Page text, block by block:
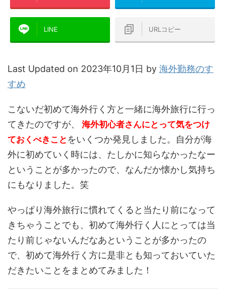
LINE URLコピー
Last Updated on 2023年10月1日 by 海外勤務のす
すめ
こないだ初めて海外行く方と一緒に海外旅行に行っ
てきたのですが、
海外初心者さんにとって気をつけ
ておくべきこと をいくつか発見しました。自分が海
外に初めていく時には、たしかに知らなかったなー
ということが多かったので、なんだか懐かし気持ち
にもなりました。笑
やっぱり海外旅行に慣れてくると当たり前になって
きちゃうことでも、初めて海外行く人にとっては当
たり前じゃないんだなあということが多かったの
で、初めて海外行く方に是非とも知っておいていた
だきたいことをまとめてみました！